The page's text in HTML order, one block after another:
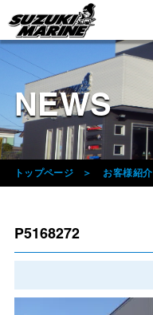
NEWS
トップページ お客様紹介
P5168272